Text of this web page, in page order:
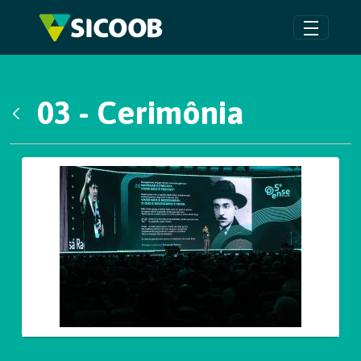
Pular para o Conteúdo principal
03 - Cerimônia
Galeria de Mídias